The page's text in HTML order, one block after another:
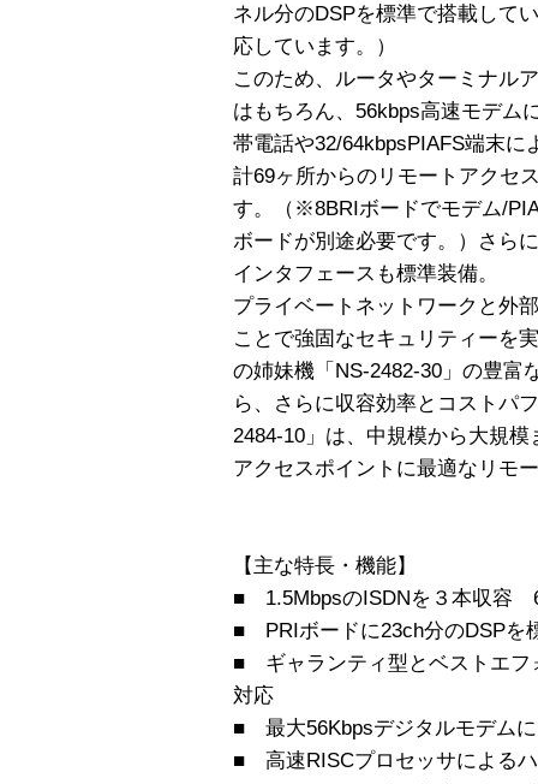
ネル分のDSPを標準で搭載して
応しています。）
このため、ルータやターミナル
はもちろん、56kbps高速モデム
帯電話や32/64kbpsPIAFS端末
計69ヶ所からのリモートアクセ
す。（※8BRIボードでモデム/
ボードが別途必要です。）さら
インタフェースも標準装備。
プライベートネットワークと外
ことで強固なセキュリティーを
の姉妹機「NS-2482-30」の豊富
ら、さらに収容効率とコストパ
2484-10」は、中規模から大規
アクセスポイントに最適なリモ
【主な特長・機能】
■ 1.5MbpsのISDNを３本収容
■ PRIボードに23ch分のDSPを
■ ギャランティ型とベストエ
対応
■ 最大56Kbpsデジタルモデム
■ 高速RISCプロセッサによる